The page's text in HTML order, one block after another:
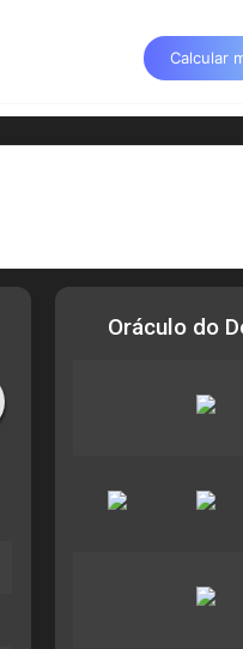
Calcular
Oráculo do